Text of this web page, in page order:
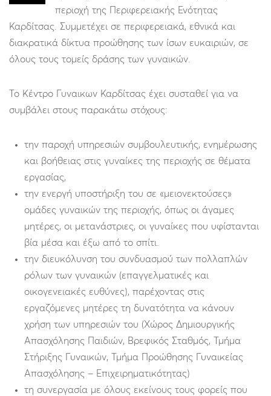
περιοχή της Περιφερειακής Ενότητας
Καρδίτσας. Συμμετέχει σε περιφερειακά, εθνικά και
διακρατικά δίκτυα προώθησης των ίσων ευκαιριών, σε
όλους τους τομείς δράσης των γυναικών.
Το Κέντρο Γυναικων Καρδίτσας έχει συσταθεί για να
συμβάλει στους παρακάτω στόχους:
την παροχή υπηρεσιών συμβουλευτικής, ενημέρωσης
και βοήθειας στις γυναίκες της περιοχής σε θέματα
εργασίας,
την ενεργή υποστήριξη του σε «μειονεκτούσες»
ομάδες γυναικών της περιοχής, όπως οι άγαμες
μητέρες, οι μετανάστριες, οι γυναίκες που υφίστανται
βία μέσα και έξω από το σπίτι.
την διευκόλυνση του συνδυασμού των πολλαπλών
ρόλων των γυναικών (επαγγελματικές και
οικογενειακές ευθύνες), παρέχοντας στις
εργαζόμενες μητέρες τη δυνατότητα να κάνουν
χρήση των υπηρεσιών του (Χώρος Δημιουργικής
Απασχόλησης Παιδιών, Βρεφικός Σταθμός, Τμήμα
Στήριξης Γυναικών, Τμήμα Προώθησης Γυναικείας
Απασχόλησης – Επιχειρηματικότητας)
τη συνεργασία με όλους εκείνους τους φορείς που